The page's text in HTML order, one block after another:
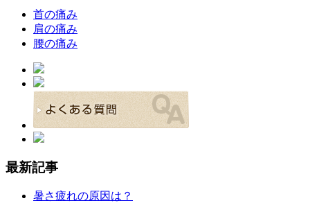
首の痛み
肩の痛み
腰の痛み
最新記事
暑さ疲れの原因は？